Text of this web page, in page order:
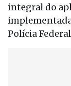
integral do
Polícia